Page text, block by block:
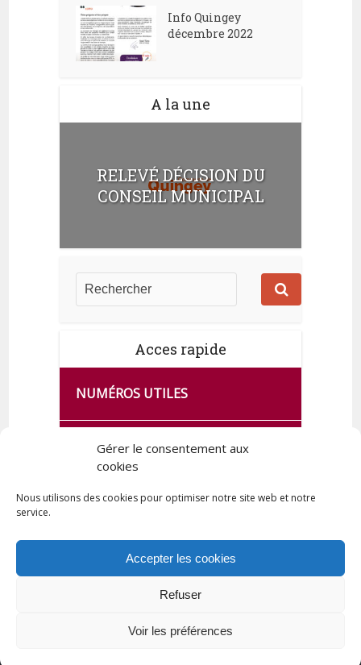
Gérer le consentement aux
cookies
Nous utilisons des cookies pour optimiser notre site web et notre
service.
Accepter les cookies
Refuser
Voir les préférences
Info Quingey
décembre 2022
A la une
RELEVÉ DÉCISION DU
CONSEIL MUNICIPAL
Acces rapide
NUMÉROS UTILES
CA SE PASSE À FRANCE SERVICES
DE QUINGEY
Tous droits réservés © 2023 Commune de Quingey / Création -